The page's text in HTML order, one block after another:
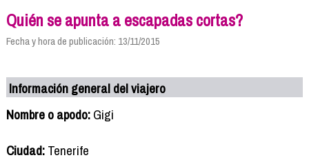
Quién se apunta a escapadas cortas?
Fecha y hora de publicación: 13/11/2015
Información general del viajero
Nombre o apodo:Gigi
Ciudad:Tenerife